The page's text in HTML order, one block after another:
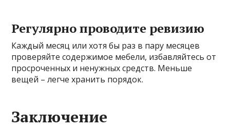
Регулярно проводите ревизию
Каждый месяц или хотя бы раз в пару месяцев
проверяйте содержимое мебели, избавляйтесь от
просроченных и ненужных средств. Меньше
вещей – легче хранить порядок.
Заключение